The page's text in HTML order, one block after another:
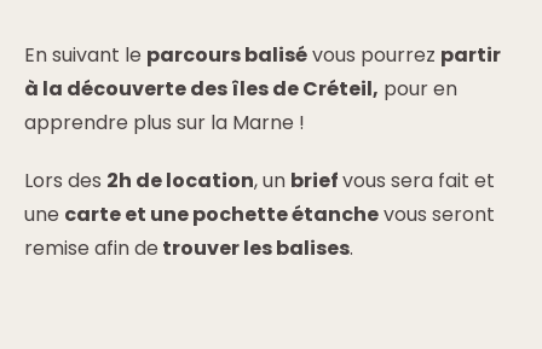
En suivant le parcours balisévous pourrez partir
à la découverte des îles de Créteil, pour en
apprendre plus sur la Marne !
Lors des 2h de location, un briefvous sera fait et
une carte et une pochette étanchevous seront
remise afin de trouver les balises.